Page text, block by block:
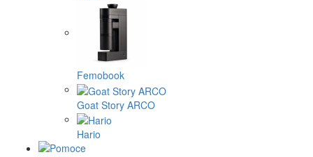
Femobook
Goat Story ARCO
Hario